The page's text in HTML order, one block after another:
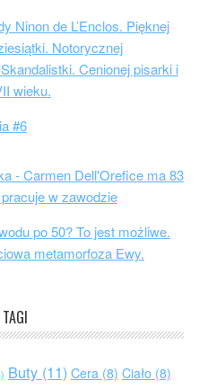
Ninon de L’Enclos. Pięknej
Notorycznej
Cenionej pisarki i
wieku.
#6
- Carmen Dell'Orefice ma 83
w zawodzie
po 50? To jest możliwe.
metamorfoza Ewy.
TAGI
Buty(11) Cera(8) Ciało(8)